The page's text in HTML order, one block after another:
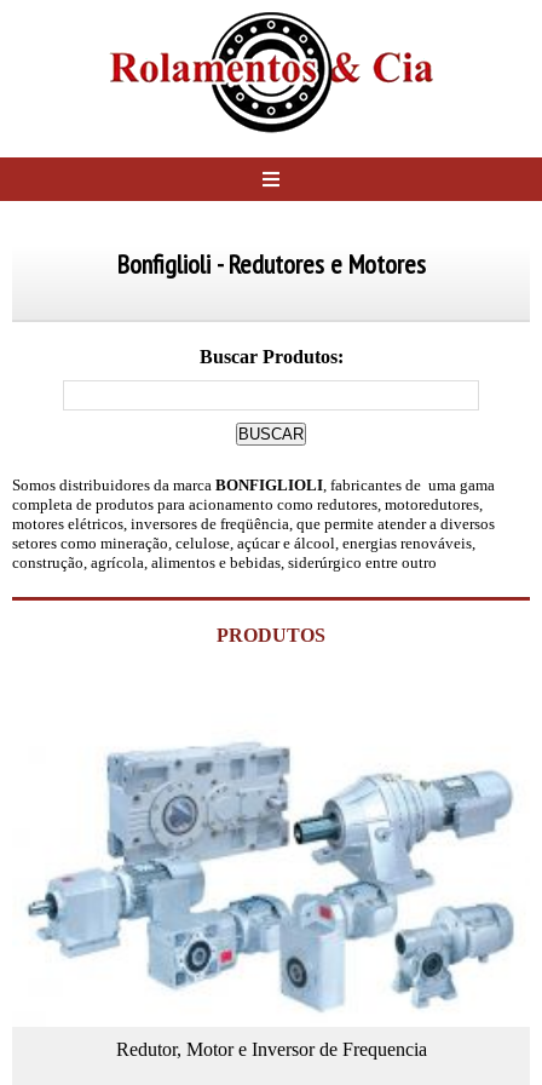
Bonfiglioli - Redutores e Motores
Buscar Produtos:
Somos distribuidores da marca BONFIGLIOLI, fabricantes de uma gama
completa de produtos para acionamento como redutores, motoredutores,
motores elétricos, inversores de freqüência, que permite atender a diversos
setores como mineração, celulose, açúcar e álcool, energias renováveis,
construção, agrícola, alimentos e bebidas, siderúrgico entre outro
PRODUTOS
Redutor, Motor e Inversor de Frequencia